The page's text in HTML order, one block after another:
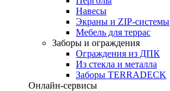
Навесы
Экраны и ZIP-системы
Мебель для террас
Заборы и ограждения
Ограждения из ДПК
Из стекла и металла
Заборы TERRADECK
Онлайн-сервисы